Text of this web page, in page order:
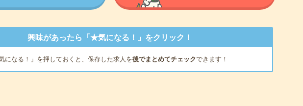
興味があったら「★気になる！」をクリック！
になる！」を押しておくと、保存した求人を後でまとめてチェックできます！